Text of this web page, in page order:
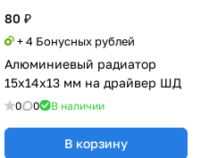
80 ₽
+ 4 Бонусных рублей
Алюминиевый радиатор
15x14x13 мм на драйвер ШД
0 0 В наличии
В корзину